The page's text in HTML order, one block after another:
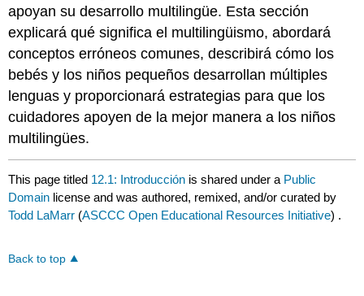
apoyan su desarrollo multilingüe. Esta sección
explicará qué significa el multilingüismo, abordará
conceptos erróneos comunes, describirá cómo los
bebés y los niños pequeños desarrollan múltiples
lenguas y proporcionará estrategias para que los
cuidadores apoyen de la mejor manera a los niños
multilingües.
This page titled 12.1: Introducción is shared under a Public
Domain license and was authored, remixed, and/or curated by
Todd LaMarr (ASCCC Open Educational Resources Initiative) .
Back to top